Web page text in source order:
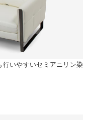
いやすいセミアニリン染